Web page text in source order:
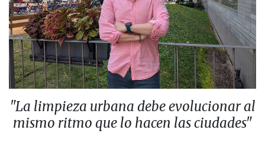
"La limpieza urbana debe evolucionar al
mismo ritmo que lo hacen las ciudades"